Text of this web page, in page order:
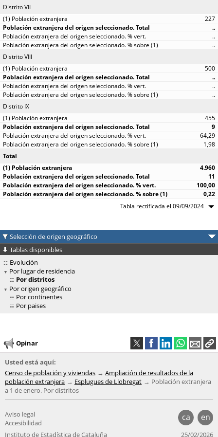
Distrito VII
227
..
..
..
Distrito VIII
500
..
..
..
Distrito IX
455
9
64,29
1,98
Total
4.960
11
100,00
0,22
Tabla rectificada el 09/09/2024
Selección de origen geográfico
Tablas disponibles
Evolución
Por lugar de residencia
Por distritos
Por origen geográfico
Por continentes
Por paises
Opinar
Usted está aquí:
Censo de población y viviendas
Ampliación de resultados de la
población extranjera
Esplugues de Llobregat
Población extranjera
a 1 de enero. Por distritos
ca en
Aviso legal
Accesibilidad
Instituto de Estadística de Cataluña
25/02/2026